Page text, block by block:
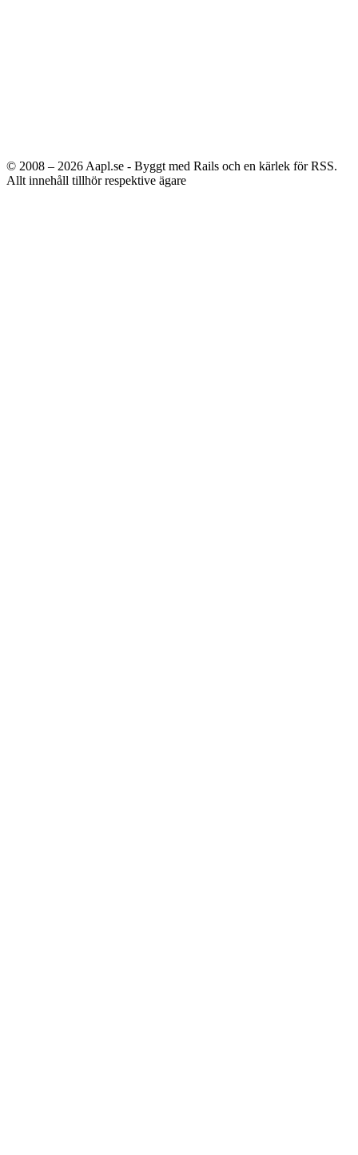
© 2008 – 2026 Aapl.se - Byggt med Rails och en kärlek för RSS.
Allt innehåll tillhör respektive ägare